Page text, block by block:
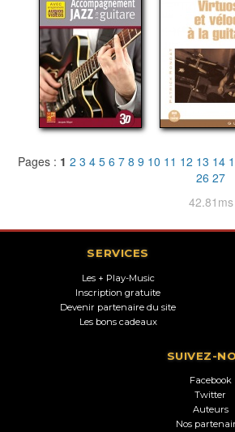
Pages : 1 2 3 4 5 6 7 8 9 10 11 12 13 14
26 27
42.81ms
SERVICES
Les + Play-Music
Inscription gratuite
Devenir partenaire du site
Les bons cadeaux
SUIVEZ-
Facebook
Twitter
Auteurs
Nos